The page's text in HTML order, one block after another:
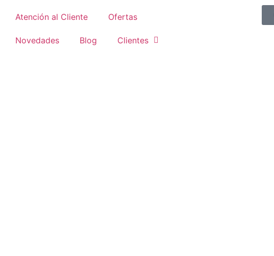
Atención al Cliente Ofertas
Novedades Blog Clientes